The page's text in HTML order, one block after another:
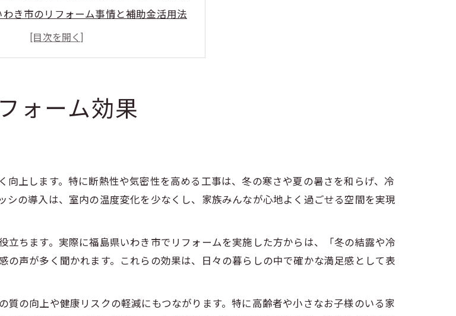
わき市のリフォーム事情と補助金活用法
震リフォームの効果的な選び方
ムの効果を最大化する計画の立て方
くリフォームの知恵
で住み心地が変わる理由と実例紹介
いを実現するリフォームの工夫
ムの知恵で空き家も有効活用
ためのメンテナンスとリフォーム術
ム補助金の賢い選び方と申請の流れ
2026年度リフォーム補助金最新情報
を抑えるための補助金活用術
ォーム効果
上します。特に断熱性や気密性を高める工事は、冬の寒さや夏の暑さを和らげ、冷
の導入は、室内の温度変化を少なくし、家族みんなが心地よく過ごせる空間を実現
ちます。実際に福島県いわき市でリフォームを実施した方からは、「冬の結露や冷
声が多く聞かれます。これらの効果は、日々の暮らしの中で確かな満足感として表
の向上や健康リスクの軽減にもつながります。特に高齢者や小さなお子様のいる家